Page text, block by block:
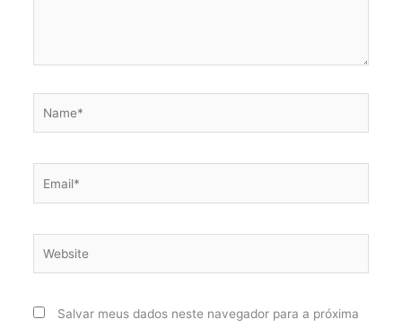
Salvar meus dados neste navegador para a próxima